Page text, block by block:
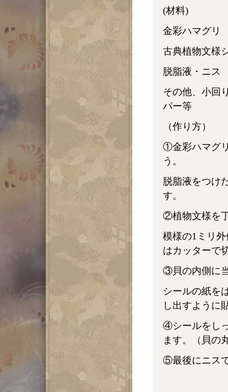
(材料)
金彩ハマ
古典植物文
脱脂液・ニス
その他、小回
パー等
（作り方）
①金彩ハマグ
う。
脱脂液をつけ
す。
②植物文様を
模様の1ミリ
はカッターで
③貝の内側に
シールの紙を
し出すように
④シールをし
ます。（貝の
⑤最後にニス